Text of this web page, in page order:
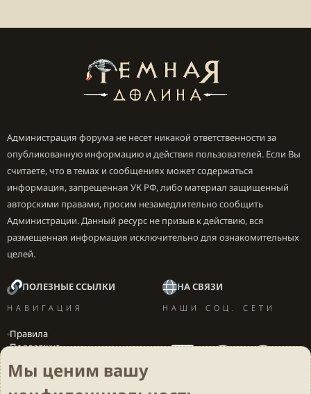
Администрация форума не несет никакой ответственности за
опубликованную информацию и действия пользователей. Если Вы
считаете, что в темах и сообщениях может содержаться
информация, запрещенная УК РФ, либо материал защищенный
авторскими правами, просим незамедлительно сообщить
Администрации. Данный ресурс не призыв к действию, вся
размещенная информация исключительно для ознакомительных
целей.
ПОЛЕЗНЫЕ ССЫЛКИ
НАВИГАЦИЯ
Правила
Поддержка
Локализация игр
НА СВЯЗИ
НАШИ СОЦ. СЕТИ
Мы ценим вашу